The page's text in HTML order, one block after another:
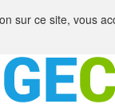
sur ce site, vous